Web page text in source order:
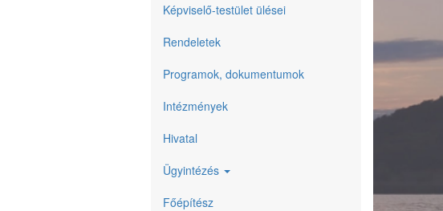
Képviselő-testület ülései
Rendeletek
Programok, dokumentumok
Intézmények
Hivatal
Ügyintézés
Főépítész